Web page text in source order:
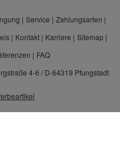
Service
Zahlungsarten
Kontakt Karriere
Sitemap
FAQ
4-6 / D-64319 Pfungstadt